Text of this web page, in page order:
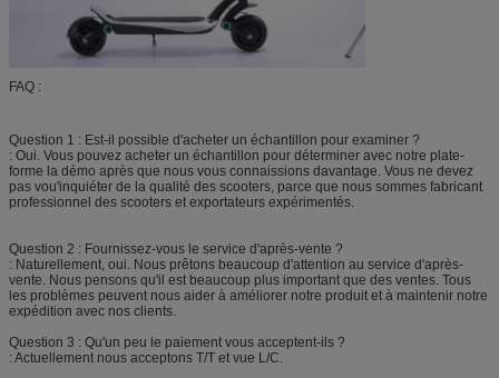
FAQ :
Question 1 : Est-il possible d'acheter un échantillon pour examiner ?
: Oui. Vous pouvez acheter un échantillon pour déterminer avec notre plate-
forme la démo après que nous vous connaissions davantage. Vous ne devez
pas vou'inquiéter de la qualité des scooters, parce que nous sommes fabricant
professionnel des scooters et exportateurs expérimentés.
Question 2 : Fournissez-vous le service d'après-vente ?
: Naturellement, oui. Nous prêtons beaucoup d'attention au service d'après-
vente. Nous pensons qu'il est beaucoup plus important que des ventes. Tous
les problèmes peuvent nous aider à améliorer notre produit et à maintenir notre
expédition avec nos clients.
Question 3 : Qu'un peu le paiement vous acceptent-ils ?
: Actuellement nous acceptons T/T et vue L/C.